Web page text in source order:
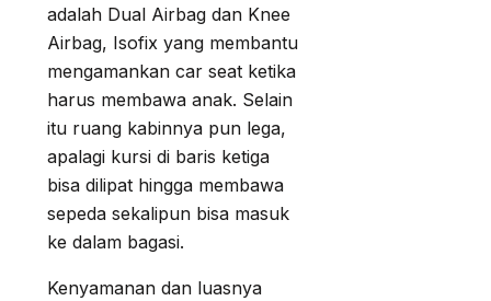
adalah Dual Airbag dan Knee
Airbag, Isofix yang membantu
mengamankan car seat ketika
harus membawa anak. Selain
itu ruang kabinnya pun lega,
apalagi kursi di baris ketiga
bisa dilipat hingga membawa
sepeda sekalipun bisa masuk
ke dalam bagasi.
Kenyamanan dan luasnya